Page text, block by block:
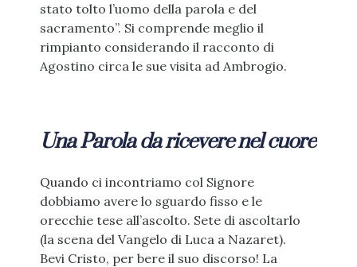
stato tolto l’uomo della parola e del
sacramento”. Si comprende meglio il
rimpianto considerando il racconto di
Agostino circa le sue visita ad Ambrogio.
Una Parola da ricevere nel cuore
Quando ci incontriamo col Signore
dobbiamo avere lo sguardo fisso e le
orecchie tese all’ascolto. Sete di ascoltarlo
(la scena del Vangelo di Luca a Nazaret).
Bevi Cristo, per bere il suo discorso! La